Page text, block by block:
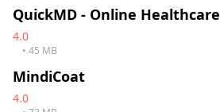
QuickMD - Online Healthcare
4.0
• 45 MB
MindiCoat
4.0